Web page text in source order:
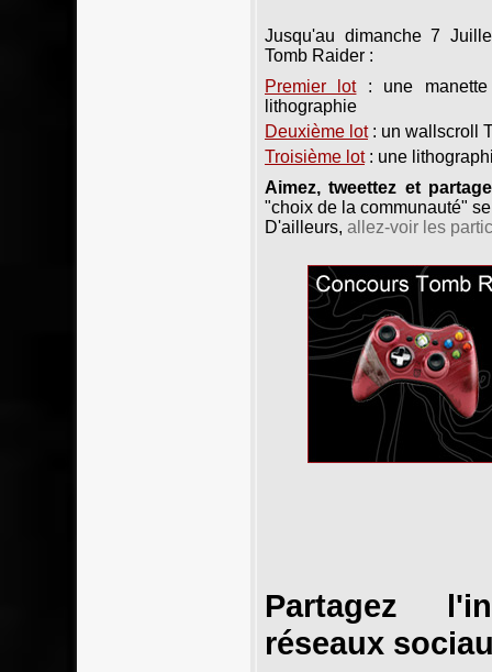
Jusqu'au dimanche 7
Tomb Raider :
Premier lot: une manette
lithographie
Deuxième lot: un wallscroll
Troisième lot: une
Aimez, tweettez et
"choix de la communauté"
D'ailleurs, allez-voir les
Partagez
réseaux